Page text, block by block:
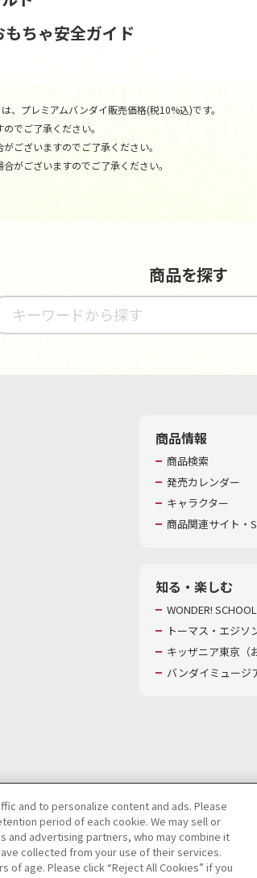
ちゃ安全ガイド
プレミアムバンダイ販売価格(税10%込)です。
でご了承ください。
ございますのでご了承ください。
がございますのでご了承ください。
商品を探す
商品情報
商品検索
発売カレンダー
キャラクター
商品関連サイト・
知る・楽しむ
WONDER! SCHOOL
トーマス・エジソ
キッザニア東京（
バンダイミュージ
特定個人情報等の取り扱いに関する保護方針
カスタマーハラスメントに対する基本的な対応方
and to personalize content and ads. Please
period of each cookie. We may sell or
and advertising partners, who may combine it
collected from your use of their services.
age. Please click “Reject All Cookies” if you